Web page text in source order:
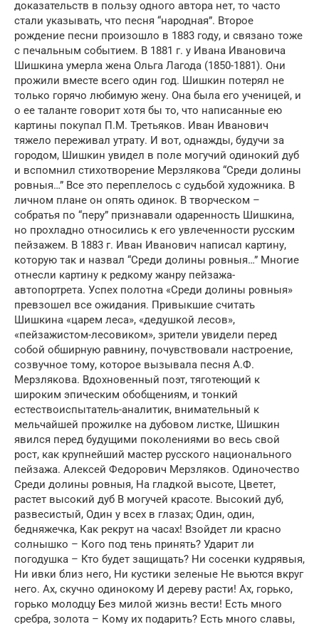
доказательств в пользу одного автора нет, то часто
стали указывать, что песня “народная”. Второе
рождение песни произошло в 1883 году, и связано тоже
с печальным событием. В 1881 г. у Ивана Ивановича
Шишкина умерла жена Ольга Лагода (1850-1881). Они
прожили вместе всего один год. Шишкин потерял не
только горячо любимую жену. Она была его ученицей, и
о ее таланте говорит хотя бы то, что написанные ею
картины покупал П.М. Третьяков. Иван Иванович
тяжело переживал утрату. И вот, однажды, будучи за
городом, Шишкин увидел в поле могучий одинокий дуб
и вспомнил стихотворение Мерзлякова “Среди долины
ровныя…” Все это переплелось с судьбой художника. В
личном плане он опять одинок. В творческом –
собратья по “перу” признавали одаренность Шишкина,
но прохладно относились к его увлеченности русским
пейзажем. В 1883 г. Иван Иванович написал картину,
которую так и назвал “Среди долины ровныя…” Многие
отнесли картину к редкому жанру пейзажа-
автопортрета. Успех полотна «Среди долины ровныя»
превзошел все ожидания. Привыкшие считать
Шишкина «царем леса», «дедушкой лесов»,
«пейзажистом-лесовиком», зрители увидели перед
собой обширную равнину, почувствовали настроение,
созвучное тому, которое вызывала песня А.Ф.
Мерзлякова. Вдохновенный поэт, тяготеющий к
широким эпическим обобщениям, и тонкий
естествоиспытатель-аналитик, внимательный к
мельчайшей прожилке на дубовом листке, Шишкин
явился перед будущими поколениями во весь свой
рост, как крупнейший мастер русского национального
пейзажа. Алексей Федорович Мерзляков. Одиночество
Среди долины ровныя, На гладкой высоте, Цветет,
растет высокий дуб В могучей красоте. Высокий дуб,
развесистый, Один у всех в глазах; Один, один,
бедняжечка, Как рекрут на часах! Взойдет ли красно
солнышко – Кого под тень принять? Ударит ли
погодушка – Кто будет защищать? Ни сосенки кудрявыя,
Ни ивки близ него, Ни кустики зеленые Не вьются вкруг
него. Ах, скучно одинокому И дереву расти! Ах, горько,
горько молодцу Без милой жизнь вести! Есть много
сребра, золота – Кому их подарить? Есть много славы,